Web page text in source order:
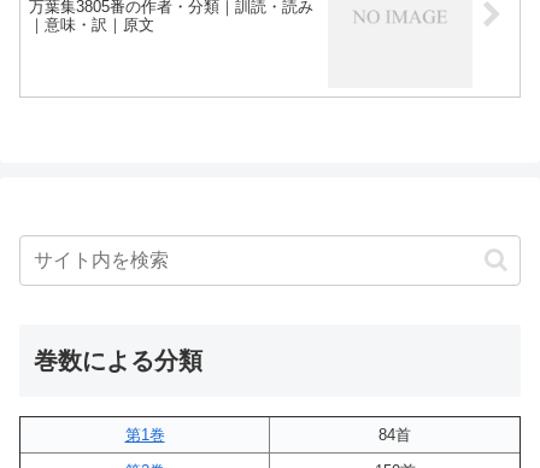
万葉集3805番の作者・分類｜訓読・読み
｜意味・訳｜原文
巻数による分類
第1巻
84首